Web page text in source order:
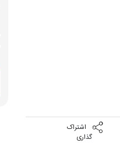
اشتراک
گذاری